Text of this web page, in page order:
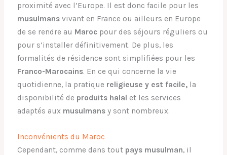
proximité avec l’Europe. Il est donc facile pour les
musulmansvivant en France ou ailleurs en Europe
de se rendre au Marocpour des séjours réguliers ou
pour s’installer définitivement. De plus, les
formalités de résidence sont simplifiées pour les
Franco-Marocains. En ce qui concerne la vie
quotidienne, la pratique religieuse y est facile,la
disponibilité de produits halal et les services
adaptés aux musulmansy sont nombreux.
Inconvénients du Maroc
Cependant, comme dans tout pays musulman, il